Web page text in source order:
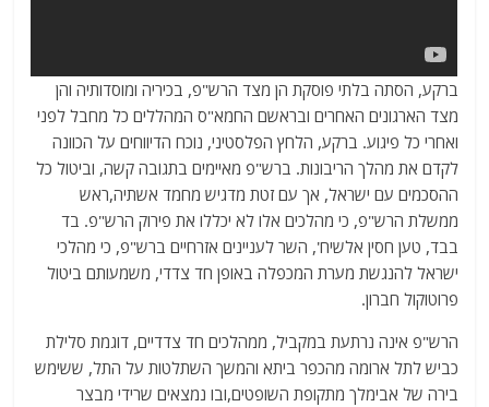
ברקע, הסתה בלתי פוסקת הן מצד הרש"פ, בכיריה ומוסדותיה והן
מצד הארגונים האחרים ובראשם החמא"ס המהללים כל מחבל לפני
ואחרי כל פיגוע. ברקע, הלחץ הפלסטיני, נוכח הדיווחים על הכוונה
לקדם את מהלך הריבונות. ברש"פ מאיימים בתגובה קשה, וביטול כל
ההסכמים עם ישראל, אך עם זטת מדגיש מחמד אשתיה,ראש
ממשלת הרש"פ, כי מהלכים אלו לא יכללו את פירוק הרש"פ. בד
בבד, טען חסין אלשיח', השר לעניינים אזרחיים ברש"פ, כי מהלכי
ישראל להנגשת מערת המכפלה באופן חד צדדי, משמעותם ביטול
פרוטוקול חברון.
הרש"פ אינה נרתעת במקביל, ממהלכים חד צדדיים, דוגמת סלילת
כביש לתל ארומה מהכפר ביתא והמשך השתלטות על התל, ששימש
בירה של אבימלך מתקופת השופטים,ובו נמצאים שרידי מבצר